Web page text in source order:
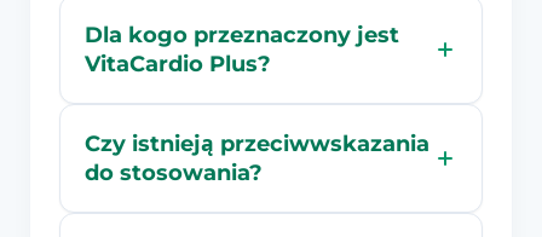
Dla kogo przeznaczony jest
VitaCardio Plus?
Czy istnieją przeciwwskazania
do stosowania?